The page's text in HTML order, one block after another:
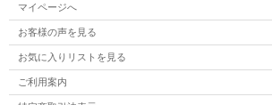
マイページへ
お客様の声を見る
お気に入りリストを見る
ご利用案内